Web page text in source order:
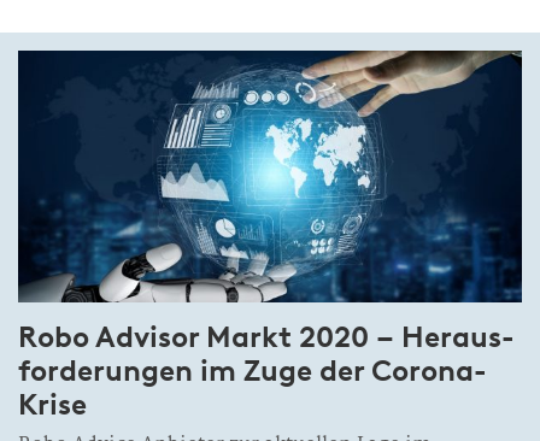
u
Robo Advisor Markt 2020 – Heraus­
for­derungen im Zuge der Co­rona-
Krise